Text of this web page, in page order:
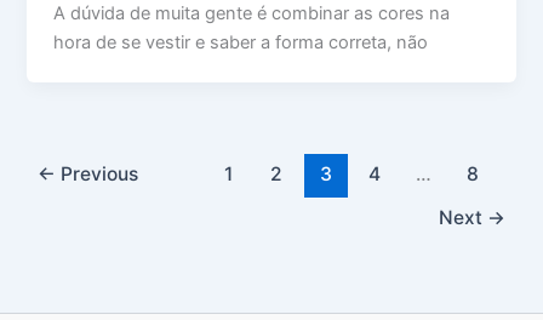
A dúvida de muita gente é combinar as cores na
hora de se vestir e saber a forma correta, não
← Previous 1 2 3 4 …
8
Next →